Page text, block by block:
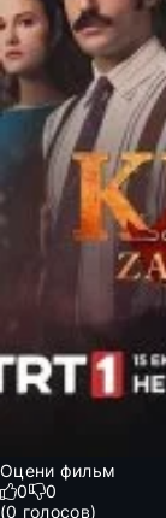
Оцени фильм
0
0
(0 голосов)